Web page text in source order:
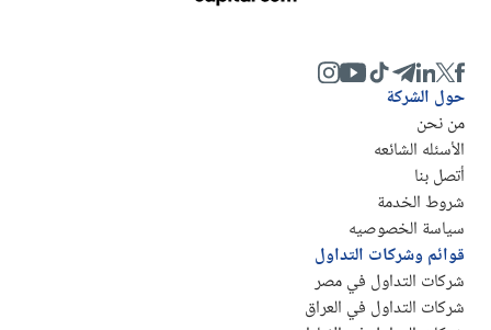
حول الشركة
من نحن
الأسئله الشائعه
أتصل بنا
شروط الخدمة
سياسة الخصوصيه
قوائم وشركات التداول
شركات التداول في مصر
شركات التداول في العراق